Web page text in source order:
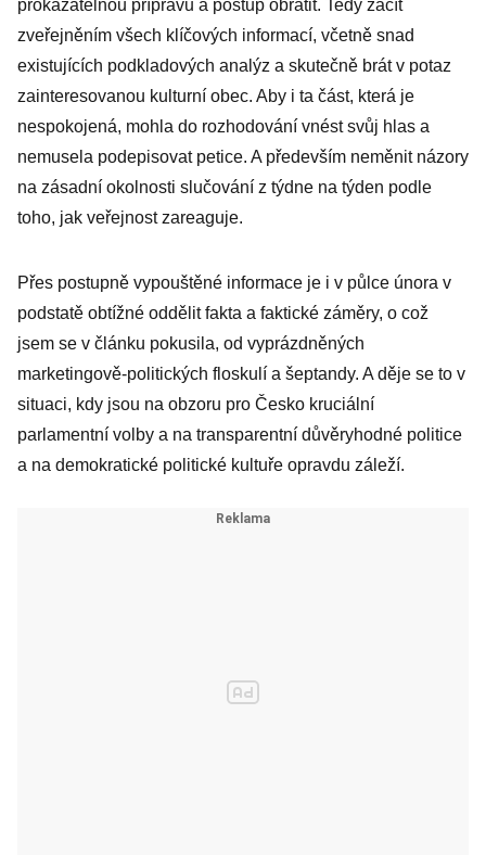
prokazatelnou přípravu a postup obrátit. Tedy začít
zveřejněním všech klíčových informací, včetně snad
existujících podkladových analýz a skutečně brát v potaz
zainteresovanou kulturní obec. Aby i ta část, která je
nespokojená, mohla do rozhodování vnést svůj hlas a
nemusela podepisovat petice. A především neměnit názory
na zásadní okolnosti slučování z týdne na týden podle
toho, jak veřejnost zareaguje.
Přes postupně vypouštěné informace je i v půlce února v
podstatě obtížné oddělit fakta a faktické záměry, o což
jsem se v článku pokusila, od vyprázdněných
marketingově-politických floskulí a šeptandy. A děje se to v
situaci, kdy jsou na obzoru pro Česko kruciální
parlamentní volby a na transparentní důvěryhodné politice
a na demokratické politické kultuře opravdu záleží.